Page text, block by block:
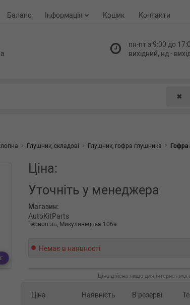
Баланс Інформація Кошик Контакти
пн-пт з 9:00 до
вихідний, нд -
✖
Глушник, складові Глушник, гофра глушника Гофра
Ціна:
Уточніть у менеджера
Магазин:
AutoKitParts
Тернопіль, Микулинецька 106а
Немає в наявності
Ціна дійсна лише для інтернет-
Ціна Наявність В резерві